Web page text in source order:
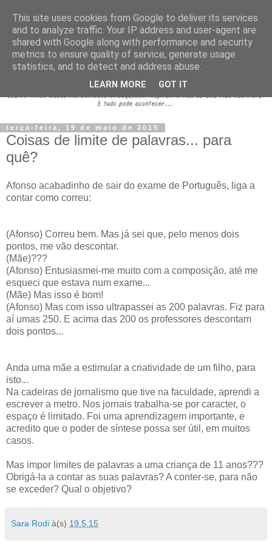
terça-feira, 19 de maio de 2015
Coisas de limite de palavras... para
quê?
Afonso acabadinho de sair do exame de Português, liga a
contar como correu:
(Afonso) Correu bem. Mas já sei que, pelo menos dois
pontos, me vão descontar.
(Mãe)???
(Afonso) Entusiasmei-me muito com a composição, até me
esqueci que estava num exame...
(Mãe) Mas isso é bom!
(Afonso) Mas com isso ultrapassei as 200 palavras. Fiz para
aí umas 250. E acima das 200 os professores descontam
dois pontos...
Anda uma mãe a estimular a criatividade de um filho, para
isto...
Na cadeiras de jornalismo que tive na faculdade, aprendi a
escrever a metro. Nos jornais trabalha-se por caracter, o
espaço é limitado. Foi uma aprendizagem importante, e
acredito que o poder de síntese possa ser útil, em muitos
casos.
Mas impor limites de palavras a uma criança de 11 anos???
Obrigá-la a contar as suas palavras? A conter-se, para não
se exceder? Qual o objetivo?
Sara Rodi à(s) 19.5.15
This site uses cookies from Google to deliver its services
and to analyze traffic. Your IP address and user-agent are
shared with Google along with performance and security
metrics to ensure quality of service, generate usage
statistics, and to detect and address abuse.
LEARN MORE GOT IT